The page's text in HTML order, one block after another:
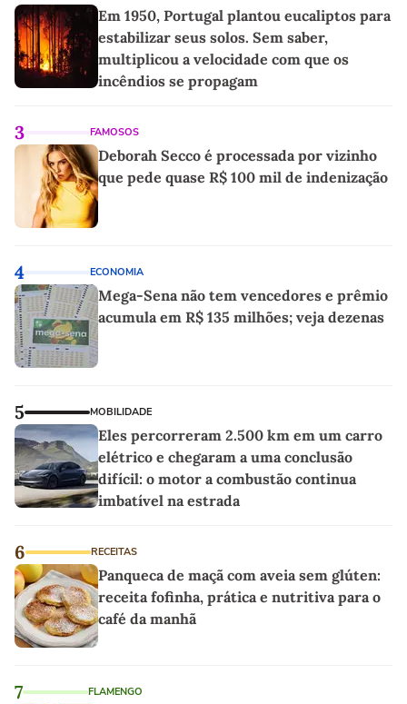
Em 1950, Portugal plantou eucaliptos para
estabilizar seus solos. Sem saber,
multiplicou a velocidade com que os
incêndios se propagam
3 FAMOSOS
Deborah Secco é processada por vizinho
que pede quase R$ 100 mil de indenização
4 ECONOMIA
Mega-Sena não tem vencedores e prêmio
acumula em R$ 135 milhões; veja dezenas
5 MOBILIDADE
Eles percorreram 2.500 km em um carro
elétrico e chegaram a uma conclusão
difícil: o motor a combustão continua
imbatível na estrada
6 RECEITAS
Panqueca de maçã com aveia sem glúten:
receita fofinha, prática e nutritiva para o
café da manhã
7 FLAMENGO